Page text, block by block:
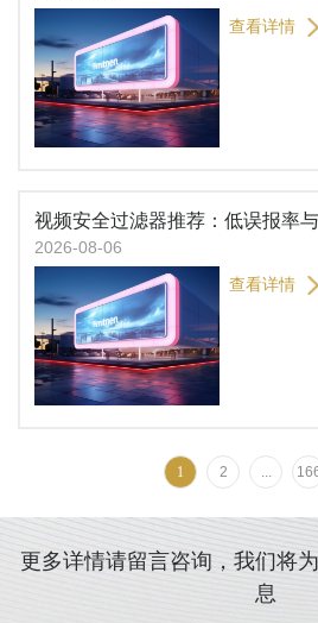
查看详情
视频安全过滤器推荐：低误报率
2026-08-06
查看详情
1 2 ...
更多详情请留言咨询，我们将
息